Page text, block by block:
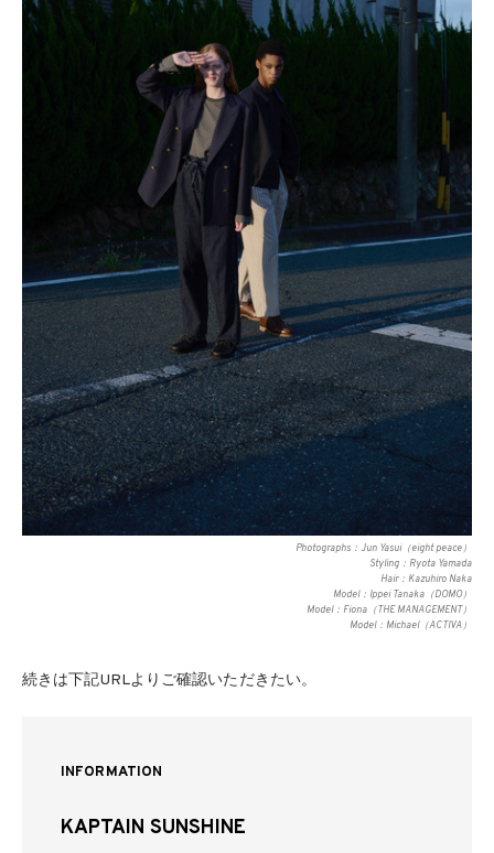
Photographs：Jun Yasui（eight peace）
Styling：Ryota Yamada
Hair：Kazuhiro Naka
Model：Ippei Tanaka（DOMO）
Model：Fiona（THE MANAGEMENT）
Model：Michael（ACTIVA）
続きは下記URLよりご確認いただきたい。
INFORMATION
KAPTAIN SUNSHINE